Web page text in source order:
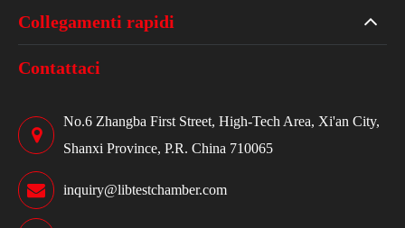
Collegamenti rapidi
Contattaci
No.6 Zhangba First Street, High-Tech Area, Xi'an City,
Shanxi Province, P.R. China 710065
inquiry@libtestchamber.com